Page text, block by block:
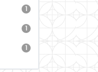
1
1
1